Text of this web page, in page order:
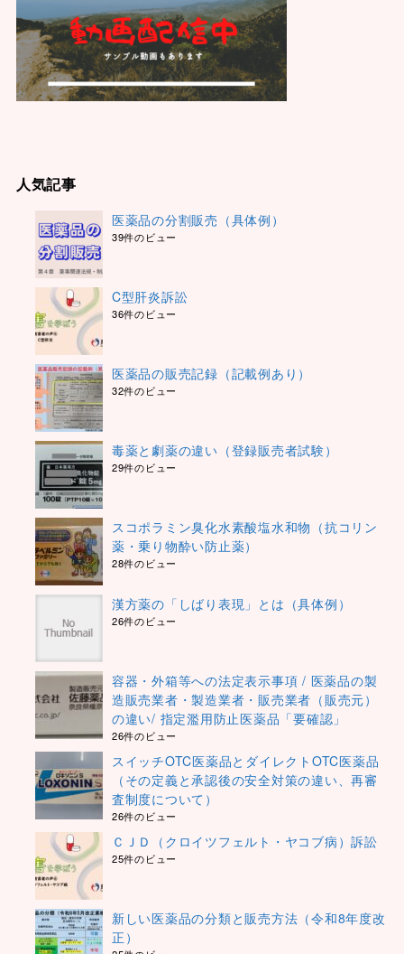
人気記事
医薬品の分割販売（具体例）
39件のビュー
C型肝炎訴訟
36件のビュー
医薬品の販売記録（記載例あり）
32件のビュー
毒薬と劇薬の違い（登録販売者試験）
29件のビュー
スコポラミン臭化水素酸塩水和物（抗コリン
薬・乗り物酔い防止薬）
28件のビュー
漢方薬の「しばり表現」とは（具体例）
26件のビュー
容器・外箱等への法定表示事項 / 医薬品の製
造販売業者・製造業者・販売業者（販売元）
の違い/ 指定濫用防止医薬品「要確認」
26件のビュー
スイッチOTC医薬品とダイレクトOTC医薬品
（その定義と承認後の安全対策の違い、再審
査制度について）
26件のビュー
ＣＪＤ（クロイツフェルト・ヤコブ病）訴訟
25件のビュー
新しい医薬品の分類と販売方法（令和8年度改
正）